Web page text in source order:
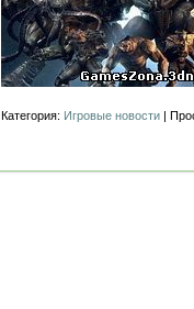
Категория: Игровые новости |